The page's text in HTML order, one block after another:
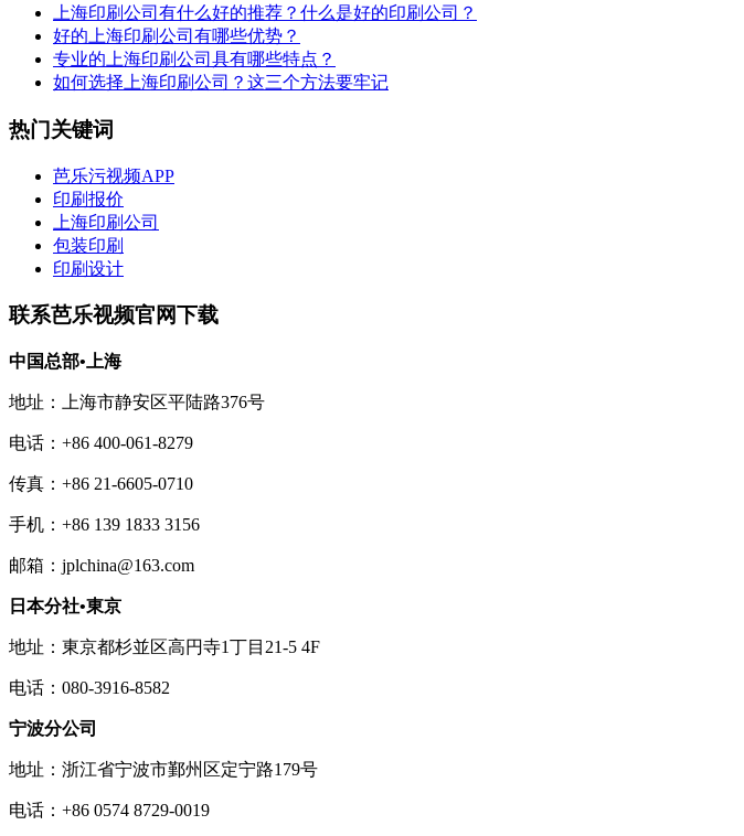
上海印刷公司有什么好的推荐？什么是好的印刷公司？
好的上海印刷公司有哪些优势？
专业的上海印刷公司具有哪些特点？
如何选择上海印刷公司？这三个方法要牢记
热门关键词
芭乐污视频APP
印刷报价
上海印刷公司
包装印刷
印刷设计
联系芭乐视频官网下载
中国总部•上海
地址：上海市静安区平陆路376号
电话：+86 400-061-8279
传真：+86 21-6605-0710
手机：+86 139 1833 3156
邮箱：jplchina@163.com
日本分社•東京
地址：東京都杉並区高円寺1丁目21-5 4F
电话：080-3916-8582
宁波分公司
地址：浙江省宁波市鄞州区定宁路179号
电话：+86 0574 8729-0019